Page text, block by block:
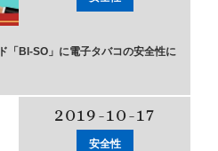
「BI-SO」に電子タバコの安全性に
2019-10-17
安全性